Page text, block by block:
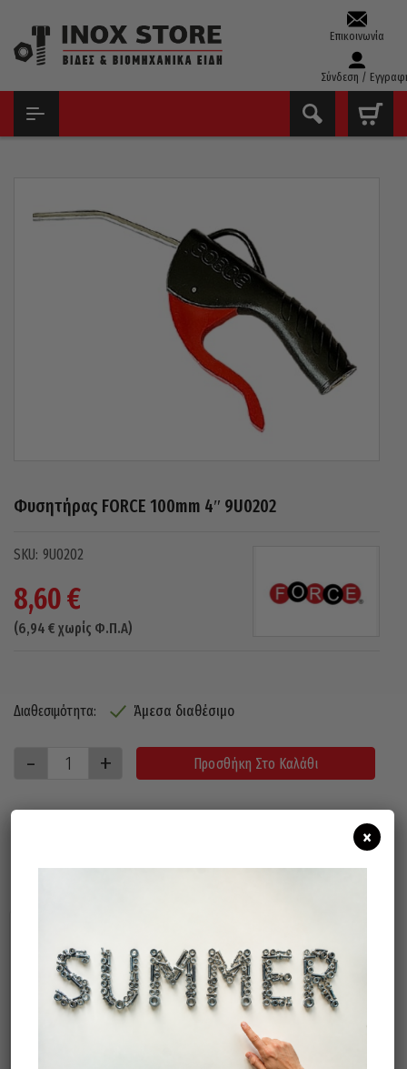
Επικοινωνία
Σύνδεση /
Φυσητήρας FORCE 100mm 4″ 9U0202
9U0202
8,60€
(6,94 € χωρίς Φ.Π.Α)
Διαθεσιμότητα: Άμεσα διαθέσιμο
Προσθήκη Στο Καλάθι
Σχετικά προϊόντα
×